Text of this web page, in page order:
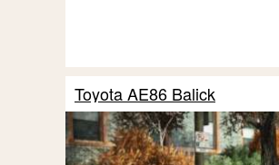
Toyota AE86 Balick